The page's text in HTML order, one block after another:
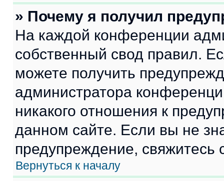
» Почему я получил
На каждой конференции
собственный свод правил.
можете получить
администратора
никакого отношения к
данном сайте. Если вы не
предупреждение,
Вернуться к началу